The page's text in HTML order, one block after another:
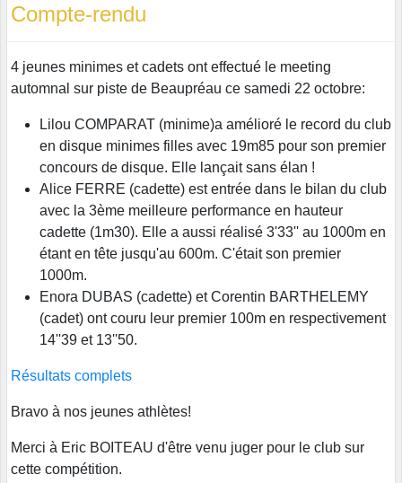
Compte-rendu
4 jeunes minimes et cadets ont effectué le meeting
automnal sur piste de Beaupréau ce samedi 22 octobre:
Lilou COMPARAT (minime)a amélioré le record du club
en disque minimes filles avec 19m85 pour son premier
concours de disque. Elle lançait sans élan !
Alice FERRE (cadette) est entrée dans le bilan du club
avec la 3ème meilleure performance en hauteur
cadette (1m30). Elle a aussi réalisé 3'33'' au 1000m en
étant en tête jusqu'au 600m. C'était son premier
1000m.
Enora DUBAS (cadette) et Corentin BARTHELEMY
(cadet) ont couru leur premier 100m en respectivement
14''39 et 13''50.
Résultats complets
Bravo à nos jeunes athlètes!
Merci à Eric BOITEAU d'être venu juger pour le club sur
cette compétition.